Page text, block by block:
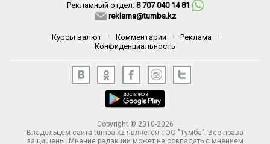
Рекламный отдел: 8 707 040 14 81
reklama@tumba.kz
Курсы валют · Комментарии · Реклама
·
Конфиденциальность
Copyright © 2010-2026
Владельцем сайта tumba.kz является ТОО "Тумба". Все права
защищены. Мнение редакции может не совпадать с мнением